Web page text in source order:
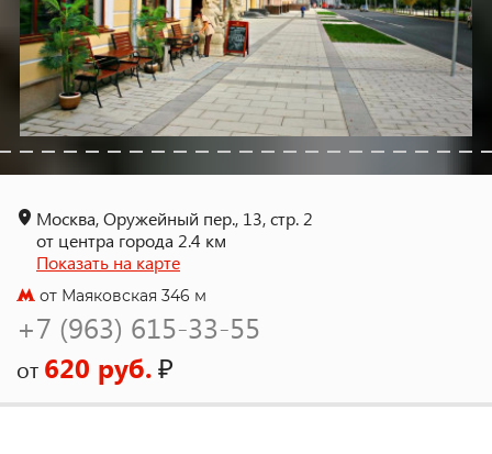
Москва, Оружейный пер., 13, стр. 2
от центра города 2.4 км
Показать на карте
от Маяковская 346 м
+7 (963) 615-33-55
от 620 руб.₽